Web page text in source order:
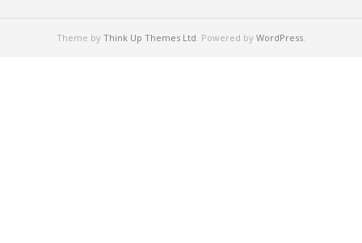
Theme by Think Up Themes Ltd . Powered by WordPress